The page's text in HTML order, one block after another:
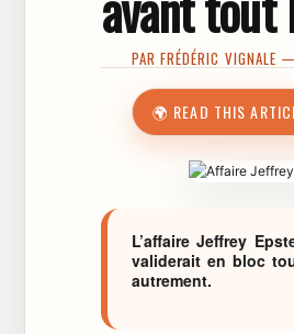
PARFRÉDÉRIC VIGNALE —
🌍 READ THIS
L’affaire Jeffrey
validerait en bloc
autrement.